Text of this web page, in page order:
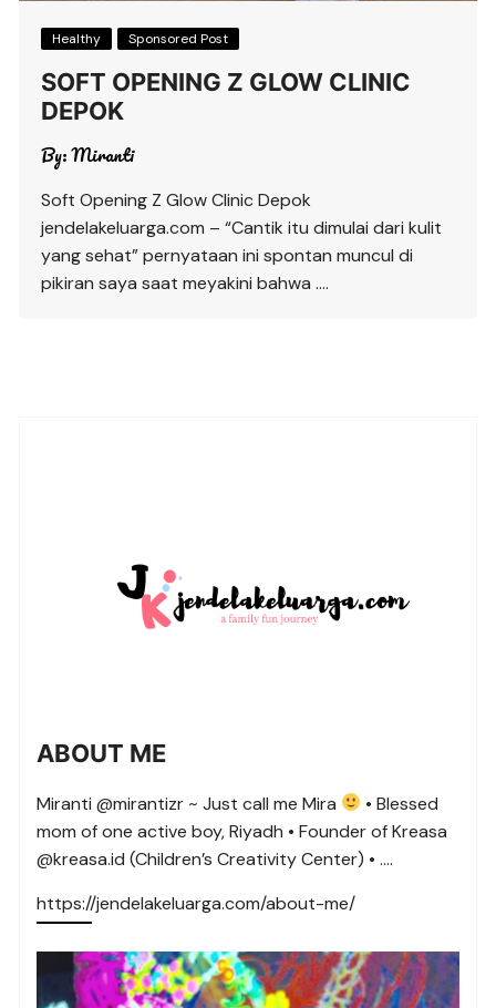
Healthy Sponsored Post
SOFT OPENING Z GLOW CLINIC
DEPOK
By:Miranti
Soft Opening Z Glow Clinic Depok
jendelakeluarga.com – “Cantik itu dimulai dari kulit
yang sehat” pernyataan ini spontan muncul di
pikiran saya saat meyakini bahwa ….
ABOUT ME
Miranti @mirantizr ~ Just call me Mira
• Blessed
mom of one active boy, Riyadh • Founder of Kreasa
@kreasa.id (Children’s Creativity Center) • ….
https://jendelakeluarga.com/about-me/